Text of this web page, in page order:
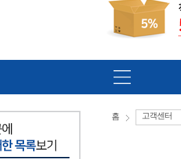
홈 고객센터